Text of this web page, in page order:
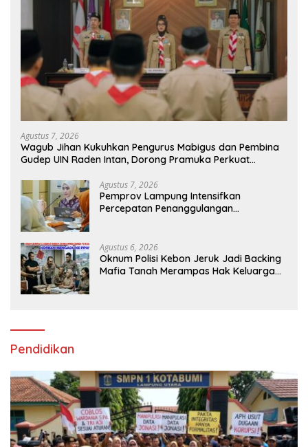
Agustus 7, 2026
Wagub Jihan Kukuhkan Pengurus Mabigus dan Pembina
Gudep UIN Raden Intan, Dorong Pramuka Perkuat
Agustus 7, 2026
Pemprov Lampung Intensifkan
Percepatan Penanggulangan
Agustus 6, 2026
Oknum Polisi Kebon Jeruk Jadi Backing
Mafia Tanah Merampas Hak Keluarga
Pendidikan